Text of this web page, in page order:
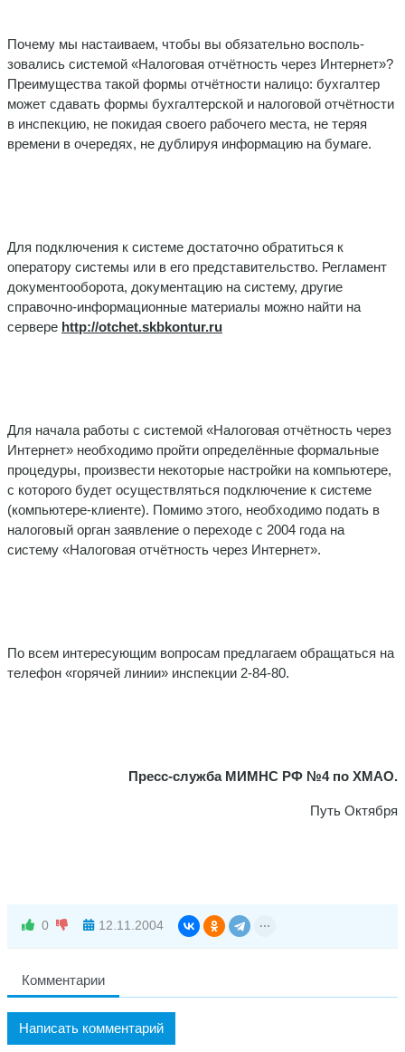
Почему мы настаиваем, чтобы вы обязательно восполь­
зовались системой «Налоговая отчётность через Интер­нет»?
Преимущества такой формы отчётности налицо: бух­галтер
может сдавать формы бухгалтерской и налоговой отчётности
в инспекцию, не покидая своего рабочего мес­та, не теряя
времени в очередях, не дублируя информа­цию на бумаге.
Для подключения к системе достаточно обратиться к
оператору системы или в его представительство. Регла­мент
документооборота, документацию на систему, дру­гие
справочно-информационные материалы можно найти на
сервере http://otchet.skbkontur.ru
Для начала работы с системой «Налоговая отчётность через
Интернет» необходимо пройти определённые фор­мальные
процедуры, произвести некоторые настройки на компьютере,
с которого будет осуществляться подключе­ние к системе
(компьютере-клиенте). Помимо этого, не­обходимо подать в
налоговый орган заявление о переходе с 2004 года на
систему «Налоговая отчётность через Ин­тернет».
По всем интересующим вопросам предлагаем обра­щаться на
телефон «горячей линии» инспекции 2-84-80.
Пресс-служба МИМНС РФ №4 по ХМАО.
Путь Октября
0 12.11.2004
Комментарии
Написать комментарий